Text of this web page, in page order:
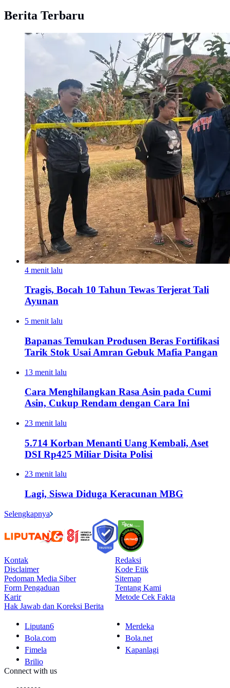
Berita Terbaru
4 menit lalu
Tragis, Bocah 10 Tahun Tewas Terjerat Tali
Ayunan
5 menit lalu
Bapanas Temukan Produsen Beras Fortifikasi
Tarik Stok Usai Amran Gebuk Mafia Pangan
13 menit lalu
Cara Menghilangkan Rasa Asin pada Cumi
Asin, Cukup Rendam dengan Cara Ini
23 menit lalu
5.714 Korban Menanti Uang Kembali, Aset
DSI Rp425 Miliar Disita Polisi
23 menit lalu
Lagi, Siswa Diduga Keracunan MBG
Selengkapnya
Kontak
Redaksi
Disclaimer
Kode Etik
Pedoman Media Siber
Sitemap
Form Pengaduan
Tentang Kami
Karir
Metode Cek Fakta
Hak Jawab dan Koreksi Berita
Liputan6
Merdeka
Bola.com
Bola.net
Fimela
Kapanlagi
Brilio
Connect with us